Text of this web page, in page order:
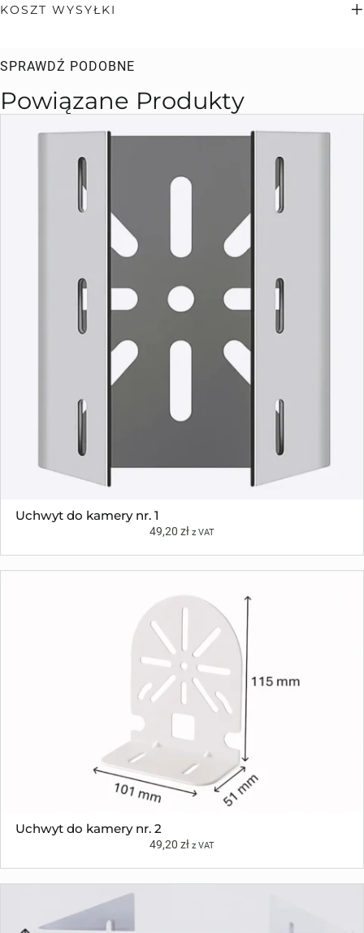
KOSZT WYSYŁKI
SPRAWDŹ PODOBNE
Powiązane Produkty
Uchwyt do kamery nr. 1
49,20 zł z VAT
Uchwyt do kamery nr. 2
49,20 zł z VAT